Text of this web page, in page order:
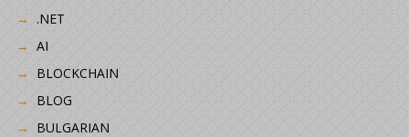
.NET
AI
BLOCKCHAIN
BLOG
BULGARIAN